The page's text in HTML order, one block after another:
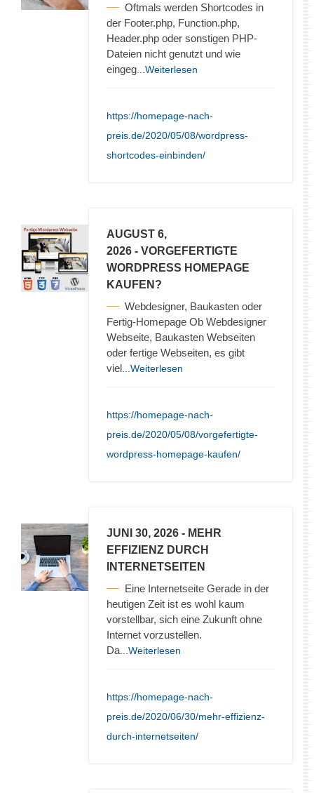
Oftmals werden Shortcodes in
der Footer.php, Function.php,
Header.php oder sonstigen PHP-
Dateien nicht genutzt und wie
eingeg ...Weiterlesen
https://homepage-nach-
preis.de/2020/05/08/wordpress-
shortcodes-einbinden/
AUGUST 6,
2026 - VORGEFERTIGTE
WORDPRESS HOMEPAGE
KAUFEN?
Webdesigner, Baukasten oder
Fertig-Homepage Ob Webdesigner
Webseite, Baukasten Webseiten
oder fertige Webseiten, es gibt
viel ...Weiterlesen
https://homepage-nach-
preis.de/2020/05/08/vorgefertigte-
wordpress-homepage-kaufen/
JUNI 30, 2026 - MEHR
EFFIZIENZ DURCH
INTERNETSEITEN
Eine Internetseite Gerade in der
heutigen Zeit ist es wohl kaum
vorstellbar, sich eine Zukunft ohne
Internet vorzustellen.
Da ...Weiterlesen
https://homepage-nach-
preis.de/2020/06/30/mehr-effizienz-
durch-internetseiten/